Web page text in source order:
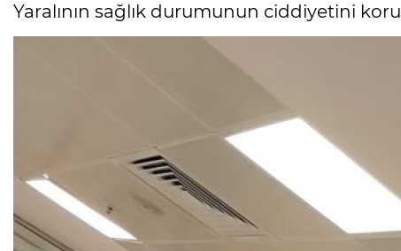
Yaralının sağlık durumunun ciddiyetini